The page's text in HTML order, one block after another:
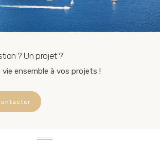
? Un projet ?
ensemble à vos projets !